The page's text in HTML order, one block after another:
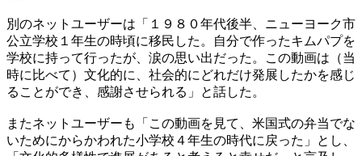
別のネットユーザーは「１９８０年代後半、ニューヨーク市
公立学校１年生の時頃に移民した。自分で作ったキムパプを
学校に持って行ったが、涙の思い出だった。この動画は（当
時に比べて）文化的に、社会的にどれだけ発展したかを感じ
ることができ、感謝させられる」と話した。
またネットユーザーも「この動画を見て、米国式の弁当でな
いためにからかわれた小学校４年生の時代に戻った」とし、